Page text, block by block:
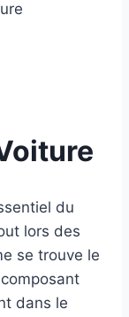
du
lors des
se trouve le
dans le